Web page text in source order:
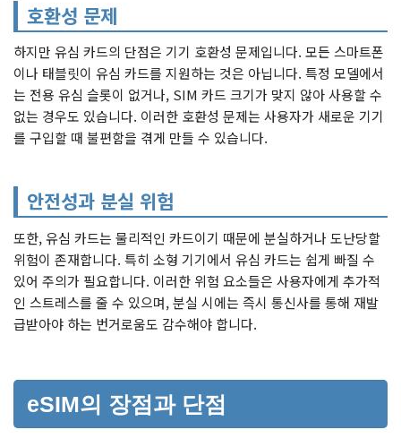
호환성 문제
하지만 유심 카드의 단점은 기기 호환성 문제입니다. 모든 스마트폰
이나 태블릿이 유심 카드를 지원하는 것은 아닙니다. 특정 모델에서
는 전용 유심 슬롯이 없거나, SIM 카드 크기가 맞지 않아 사용할 수
없는 경우도 있습니다. 이러한 호환성 문제는 사용자가 새로운 기기
를 구입할 때 불편함을 겪게 만들 수 있습니다.
안전성과 분실 위험
또한, 유심 카드는 물리적인 카드이기 때문에 분실하거나 도난당할
위험이 존재합니다. 특히 소형 기기에서 유심 카드는 쉽게 빠질 수
있어 주의가 필요합니다. 이러한 위험 요소들은 사용자에게 추가적
인 스트레스를 줄 수 있으며, 분실 시에는 즉시 통신사를 통해 재발
급받아야 하는 번거로움도 감수해야 합니다.
eSIM의 장점과 단점